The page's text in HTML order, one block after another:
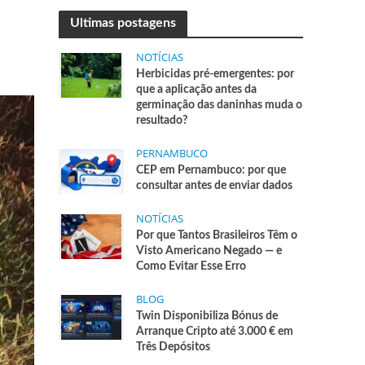
Ultimas postagens
NOTÍCIAS
Herbicidas pré-emergentes: por
que a aplicação antes da
germinação das daninhas muda o
resultado?
PERNAMBUCO
CEP em Pernambuco: por que
consultar antes de enviar dados
NOTÍCIAS
Por que Tantos Brasileiros Têm o
Visto Americano Negado — e
Como Evitar Esse Erro
BLOG
Twin Disponibiliza Bónus de
Arranque Cripto até 3.000 € em
Três Depósitos